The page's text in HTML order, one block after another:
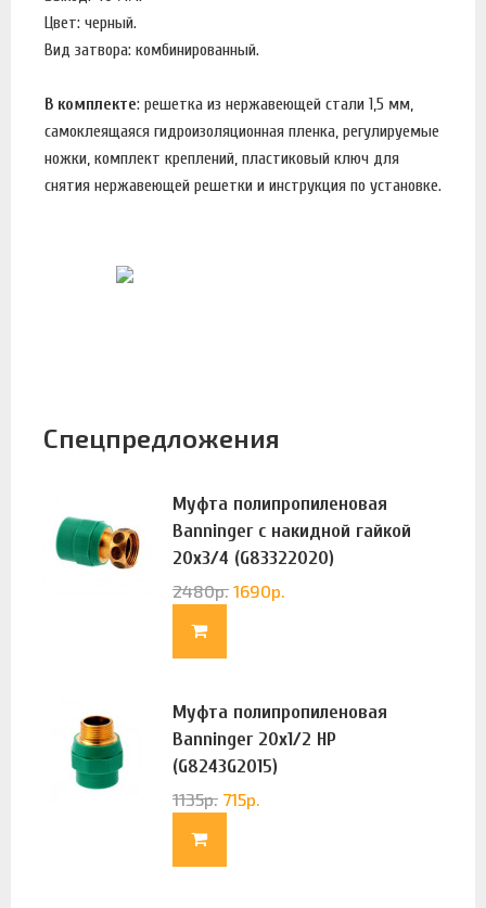
Цвет: черный.
Вид затвора: комбинированный.
В комплекте: решетка из нержавеющей стали 1,5 мм,
самоклеящаяся гидроизоляционная пленка, регулируемые
ножки, комплект креплений, пластиковый ключ для
снятия нержавеющей решетки и инструкция по установке.
Спецпредложения
Муфта полипропиленовая
Banninger с накидной гайкой
20х3/4 (G83322020)
2480р. 1690р.
Муфта полипропиленовая
Banninger 20х1/2 НР
(G8243G2015)
1135р. 715р.